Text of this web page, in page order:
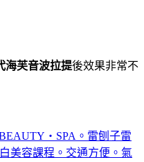
海芙音波拉提後效果非常不
。雷刨子雷
美容課程。交通方便。氣